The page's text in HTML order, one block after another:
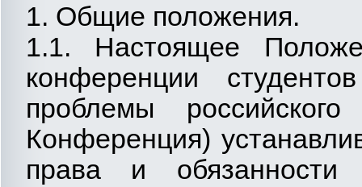
1. Общие положения.
1.1. Настоящее
конференции
проблемы
Конференция)
права и обязанности